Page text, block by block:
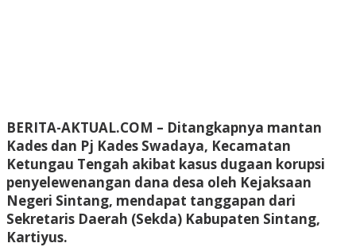
BERITA-AKTUAL.COM – Ditangkapnya mantan
Kades dan Pj Kades Swadaya, Kecamatan
Ketungau Tengah akibat kasus dugaan korupsi
penyelewenangan dana desa oleh Kejaksaan
Negeri Sintang, mendapat tanggapan dari
Sekretaris Daerah (Sekda) Kabupaten Sintang,
Kartiyus.